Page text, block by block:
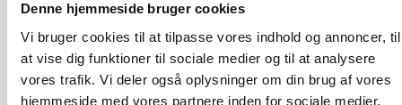
Denne hjemmeside bruger cookies
Vi bruger cookies til at tilpasse vores indhold og annoncer, til
at vise dig funktioner til sociale medier og til at analysere
vores trafik. Vi deler også oplysninger om din brug af vores
hjemmeside med vores partnere inden for sociale medier,
graveret på, eller et helt unikt kort, så er vi klar til at hjælpe.
Vores designere står klar til at høre, hvad du ønsker, og
vores snedkere står klar til at lave det efter dine tanker. Vi
har stor erfaring med at producere speciallavede produkter,